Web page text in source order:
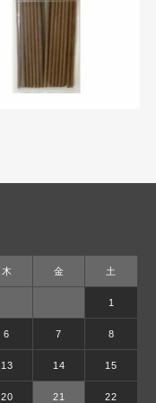
木 金 土
1
6 7 8
13 14 15
20 21 22